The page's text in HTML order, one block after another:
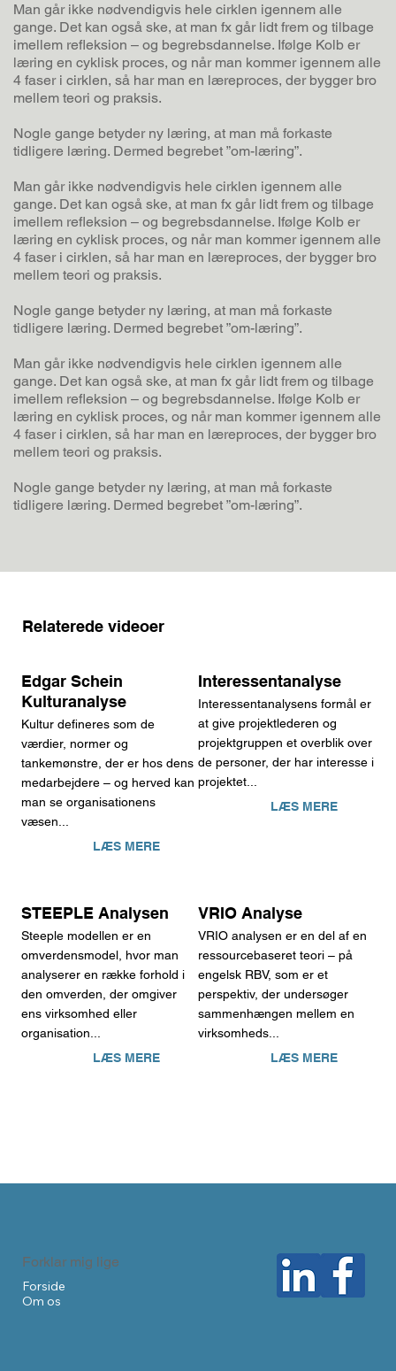
Man går ikke nødvendigvis hele cirklen igennem alle
gange. Det kan også ske, at man fx går lidt frem og tilbage
imellem refleksion – og begrebsdannelse. Ifølge Kolb er
læring en cyklisk proces, og når man kommer igennem alle
4 faser i cirklen, så har man en læreproces, der bygger bro
mellem teori og praksis.
Nogle gange betyder ny læring, at man må forkaste
tidligere læring. Dermed begrebet ”om-læring”.
Man går ikke nødvendigvis hele cirklen igennem alle
gange. Det kan også ske, at man fx går lidt frem og tilbage
imellem refleksion – og begrebsdannelse. Ifølge Kolb er
læring en cyklisk proces, og når man kommer igennem alle
4 faser i cirklen, så har man en læreproces, der bygger bro
mellem teori og praksis.
Nogle gange betyder ny læring, at man må forkaste
tidligere læring. Dermed begrebet ”om-læring”.
Man går ikke nødvendigvis hele cirklen igennem alle
gange. Det kan også ske, at man fx går lidt frem og tilbage
imellem refleksion – og begrebsdannelse. Ifølge Kolb er
læring en cyklisk proces, og når man kommer igennem alle
4 faser i cirklen, så har man en læreproces, der bygger bro
mellem teori og praksis.
Nogle gange betyder ny læring, at man må forkaste
tidligere læring. Dermed begrebet ”om-læring”.
Relaterede videoer
Edgar Schein
Kulturanalyse
Kultur defineres som de
værdier, normer og
tankemønstre, der er hos dens
medarbejdere – og herved kan
man se organisationens
væsen...
LÆS MERE
Interessentanalyse
Interessentanalysens formål er
at give projektlederen og
projektgruppen et overblik over
de personer, der har interesse i
projektet...
LÆS MERE
STEEPLE Analysen
Steeple modellen er en
omverdensmodel, hvor man
analyserer en række forhold i
den omverden, der omgiver
ens virksomhed eller
organisation...
LÆS MERE
VRIO Analyse
VRIO analysen er en del af en
ressourcebaseret teori – på
engelsk RBV, som er et
perspektiv, der undersøger
sammenhængen mellem en
virksomheds...
LÆS MERE
Forklar mig lige
Forside
Om os